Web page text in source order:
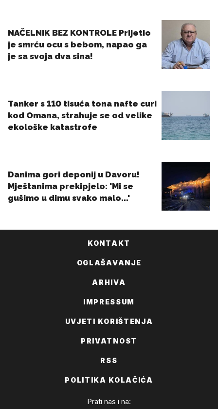
KONTAKT
OGLAŠAVANJE
ARHIVA
IMPRESSUM
UVJETI KORIŠTENJA
PRIVATNOST
RSS
POLITIKA KOLAČIĆA
Prati nas i na: